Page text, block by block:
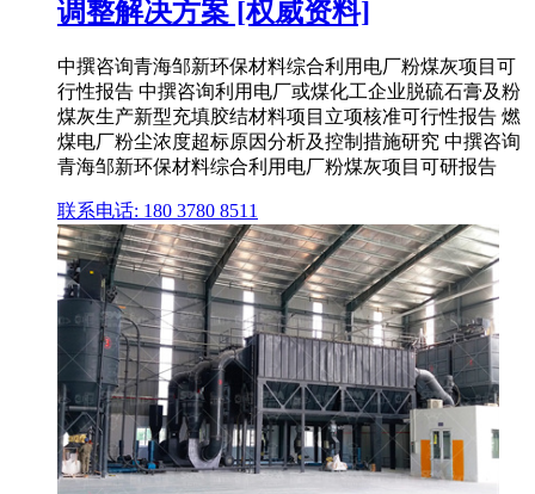
调整解决方案 [权威资料]
中撰咨询青海邹新环保材料综合利用电厂粉煤灰项目可
行性报告 中撰咨询利用电厂或煤化工企业脱硫石膏及粉
煤灰生产新型充填胶结材料项目立项核准可行性报告 燃
煤电厂粉尘浓度超标原因分析及控制措施研究 中撰咨询
青海邹新环保材料综合利用电厂粉煤灰项目可研报告
联系电话: 180 3780 8511